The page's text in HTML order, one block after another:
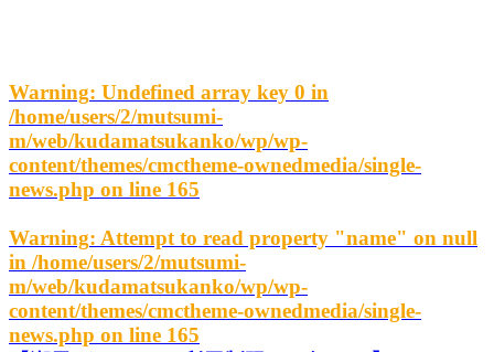
Warning: Undefined array key 0 in
/home/users/2/mutsumi-
m/web/kudamatsukanko/wp/wp-
content/themes/cmctheme-ownedmedia/single-
news.php on line 165
Warning: Attempt to read property "name" on null
in /home/users/2/mutsumi-
m/web/kudamatsukanko/wp/wp-
content/themes/cmctheme-ownedmedia/single-
news.php on line 165